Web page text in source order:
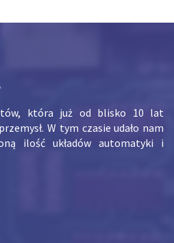
która już od blisko 10 lat
W tym czasie udało nam
ilość układów automatyki i